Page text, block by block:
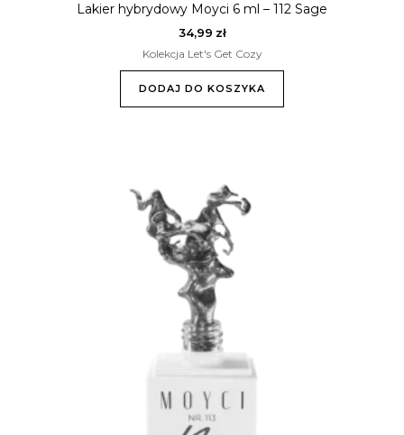
Lakier hybrydowy Moyci 6 ml – 112 Sage
34,99 zł
Kolekcja Let's Get Cozy
DODAJ DO KOSZYKA